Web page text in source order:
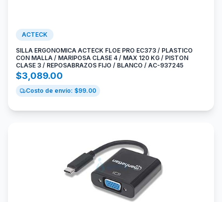
ACTECK
SILLA ERGONOMICA ACTECK FLOE PRO EC373 / PLASTICO
CON MALLA / MARIPOSA CLASE 4 / MAX 120 KG / PISTON
CLASE 3 / REPOSABRAZOS FIJO / BLANCO / AC-937245
$3,089.00
Costo de envío: $99.00